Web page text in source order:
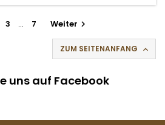
3 … 7 Weiter 
ZUM SEITENANFANG 
uns auf Facebook